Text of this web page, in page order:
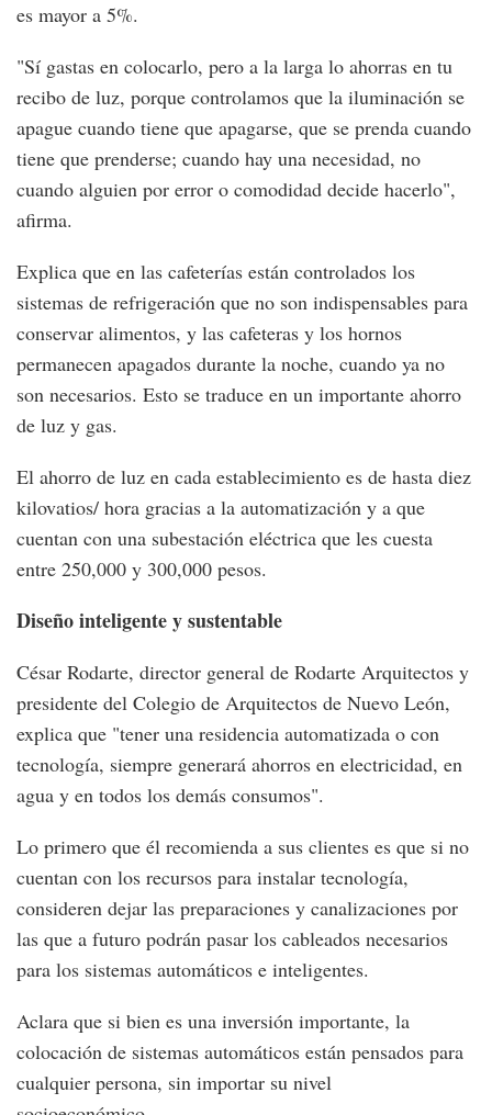
es mayor a 5%.
"Sí gastas en colocarlo, pero a la larga lo ahorras en tu
recibo de luz, porque controlamos que la iluminación se
apague cuando tiene que apagarse, que se prenda cuando
tiene que prenderse; cuando hay una necesidad, no
cuando alguien por error o comodidad decide hacerlo",
afirma.
Explica que en las cafeterías están controlados los
sistemas de refrigeración que no son indispensables para
conservar alimentos, y las cafeteras y los hornos
permanecen apagados durante la noche, cuando ya no
son necesarios. Esto se traduce en un importante ahorro
de luz y gas.
El ahorro de luz en cada establecimiento es de hasta diez
kilovatios/ hora gracias a la automatización y a que
cuentan con una subestación eléctrica que les cuesta
entre 250,000 y 300,000 pesos.
Diseño inteligente y sustentable
César Rodarte, director general de Rodarte Arquitectos y
presidente del Colegio de Arquitectos de Nuevo León,
explica que "tener una residencia automatizada o con
tecnología, siempre generará ahorros en electricidad, en
agua y en todos los demás consumos".
Lo primero que él recomienda a sus clientes es que si no
cuentan con los recursos para instalar tecnología,
consideren dejar las preparaciones y canalizaciones por
las que a futuro podrán pasar los cableados necesarios
para los sistemas automáticos e inteligentes.
Aclara que si bien es una inversión importante, la
colocación de sistemas automáticos están pensados para
cualquier persona, sin importar su nivel